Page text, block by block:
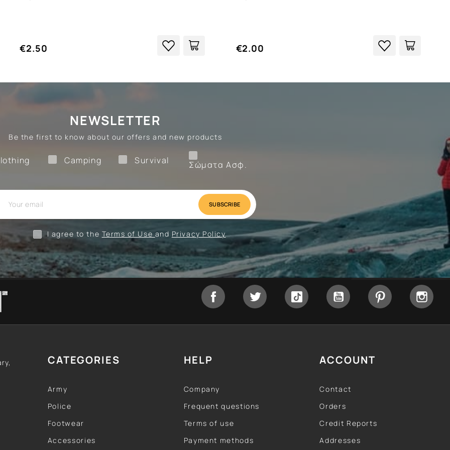
€2.50 €2.00
NEWSLETTER
Be the first to know about our offers and new products
Σώματα Ασφ.
Survival
Survival
Camping
Camping
Clothing
I agree to the Terms of Use and Privacy Policy
Facebook Twitter Tiktok YouTube Pinterest
CATEGORIES
Army
Police
Footwear
Accessories
HELP
Company
Frequent questions
Terms of use
Payment methods
ACCOUNT
Contact
Orders
Credit Reports
Addresses